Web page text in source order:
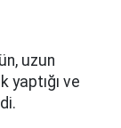
uzun
yaptığı ve